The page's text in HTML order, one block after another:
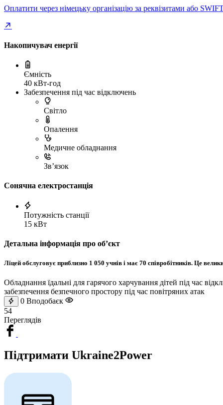
Оплатити через німецьку організацію за реквізитами або
Накопичувач енергії
Ємність
40 кВт-год
Забезпечення під час відключень
Світло
Опалення
Медичне обладнання
Зв’язок
Сонячна електростанція
Потужність станції
15 кВт
Детальна інформація про обʼєкт
Ліцей обслуговує приблизно 1 050 учнів і має 70 співробітників. Це
Обладнання їдальні для гарячого харчування дітей під час
забезпечення безпечного простору під час повітряних атак
0 Вподобаєк
54
Переглядів
Підтримати Ukraine2Power